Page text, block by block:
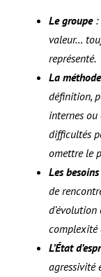
Le groupe:
valeur…
représenté.
La méthode
définition,
internes ou
difficultés
omettre le
Les besoins
de
complexité
L’État
agressivité